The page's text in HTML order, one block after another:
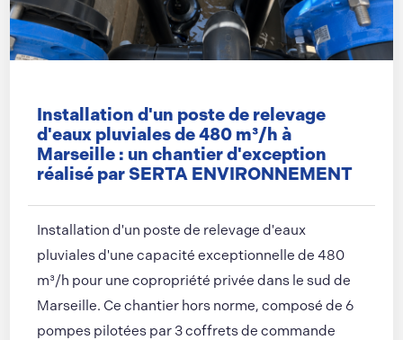
Installation d'un poste de relevage
d'eaux pluviales de 480 m³/h à
Marseille : un chantier d'exception
réalisé par SERTA ENVIRONNEMENT
Installation d'un poste de relevage d'eaux
pluviales d'une capacité exceptionnelle de 480
m³/h pour une copropriété privée dans le sud de
Marseille. Ce chantier hors norme, composé de 6
pompes pilotées par 3 coffrets de commande